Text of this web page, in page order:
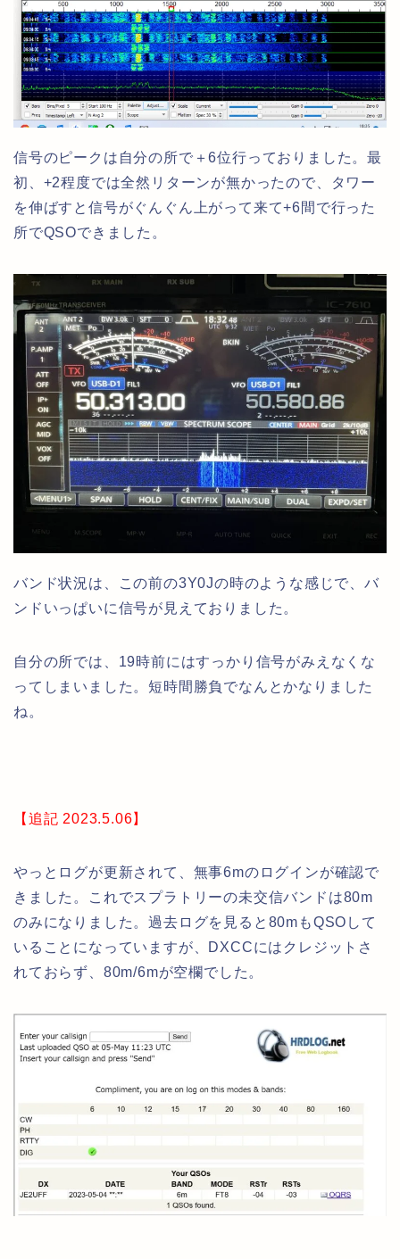
信号のピークは自分の所で＋6位行っておりました。最
初、+2程度では全然リターンが無かったので、タワー
を伸ばすと信号がぐんぐん上がって来て+6間で行った
所でQSOできました。
バンド状況は、この前の3Y0Jの時のような感じで、バ
ンドいっぱいに信号が見えておりました。
自分の所では、19時前にはすっかり信号がみえなくな
ってしまいました。短時間勝負でなんとかなりました
ね。
【追記 2023.5.06】
やっとログが更新されて、無事6mのログインが確認で
きました。これでスプラトリーの未交信バンドは80m
のみになりました。過去ログを見ると80mもQSOして
いることになっていますが、DXCCにはクレジットさ
れておらず、80m/6mが空欄でした。